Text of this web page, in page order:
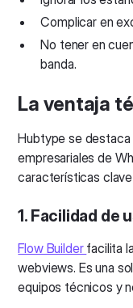
Complicar en
No tener en
banda.
La ventaja
Hubtype se
empresariales de
características
1. Facilidad de
Flow Builder facilita
webviews. Es una
equipos técnicos y